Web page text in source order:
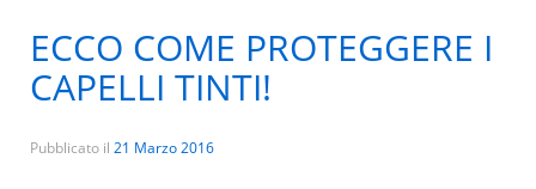
ECCO COME PROTEGGERE I
CAPELLI TINTI!
Pubblicato il 21 Marzo 2016